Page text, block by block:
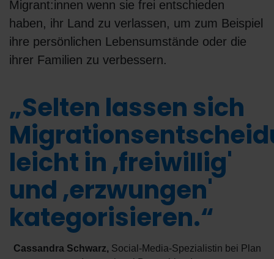
Migrant:innen wenn sie frei entschieden
haben, ihr Land zu verlassen, um zum Beispiel
ihre persönlichen Lebensumstände oder die
ihrer Familien zu verbessern.
„Selten lassen sich
leicht in ,freiwillig'
und ,erzwungen'
kategorisieren.“
Cassandra Schwarz, Social-Media-Spezialistin bei Plan